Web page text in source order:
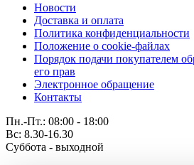
Новости
Доставка и оплата
Политика конфиденциальности
Положение о cookie-файлах
Порядок подачи покупателем
его прав
Электронное обращение
Контакты
Пн.-Пт.: 08:00 - 18:00
Вс: 8.30-16.30
Суббота - выходной